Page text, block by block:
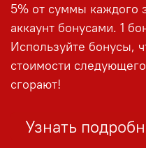
5% от суммы каждого
аккаунт бонусами. 1
Используйте бонусы,
стоимости
сгорают!
Узнать